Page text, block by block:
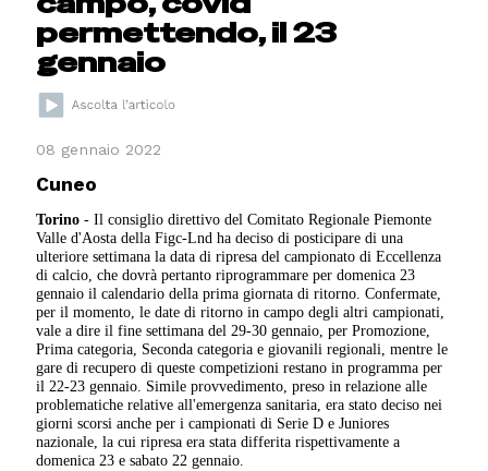
permettendo, il 23
gennaio
08 gennaio 2022
Cuneo
Torino - Il consiglio direttivo del Comitato Regionale Piemonte
Valle d'Aosta della Figc-Lnd ha deciso di posticipare di una
ulteriore settimana la data di ripresa del campionato di Eccellenza
di calcio, che dovrà pertanto riprogrammare per domenica 23
gennaio il calendario della prima giornata di ritorno. Confermate,
per il momento, le date di ritorno in campo degli altri campionati,
vale a dire il fine settimana del 29-30 gennaio, per Promozione,
Prima categoria, Seconda categoria e giovanili regionali, mentre le
gare di recupero di queste competizioni restano in programma per
il 22-23 gennaio. Simile provvedimento, preso in relazione alle
problematiche relative all'emergenza sanitaria, era stato deciso nei
giorni scorsi anche per i campionati di Serie D e Juniores
nazionale, la cui ripresa era stata differita rispettivamente a
domenica 23 e sabato 22 gennaio.